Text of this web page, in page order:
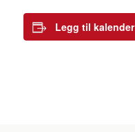
Legg til kalender